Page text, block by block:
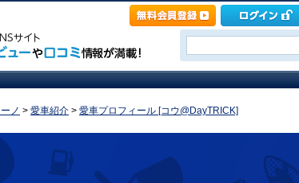
ノ > 愛車紹介 > 愛車プロフィール [コウ@DayTRICK]